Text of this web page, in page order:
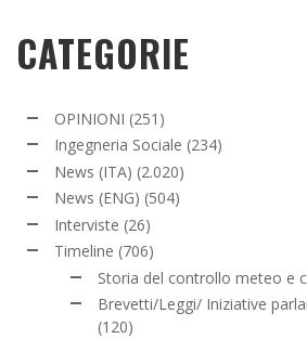
CATEGORIE
OPINIONI (251)
Ingegneria Sociale (234)
News (ITA) (2.020)
News (ENG) (504)
Interviste (26)
Timeline (706)
Storia del controllo meteo e
Brevetti/Leggi/ Iniziative
(120)